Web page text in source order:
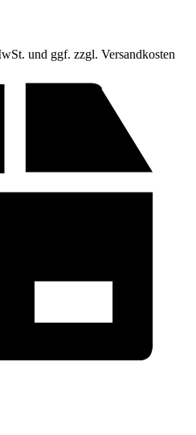
und ggf. zzgl. Versandkosten